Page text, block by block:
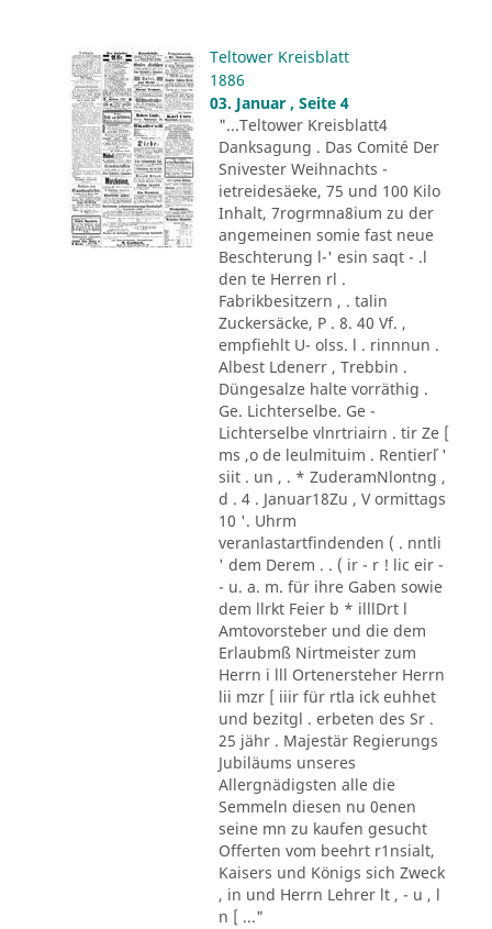
Teltower Kreisblatt
1886
03. Januar , Seite 4
"...Teltower Kreisblatt4
Danksagung . Das Comité Der
Snivester Weihnachts -
ietreidesäeke, 75 und 100 Kilo
Inhalt, 7rogrmna8ium zu der
angemeinen somie fast neue
Beschterung l-' esin saqt - .l
den te Herren rl .
Fabrikbesitzern , . talin
Zuckersäcke, P . 8. 40 Vf. ,
empfiehlt U- olss. l . rinnnun .
Albest Ldenerr , Trebbin .
Düngesalze halte vorräthig .
Ge. Lichterselbe. Ge -
Lichterselbe vlnrtriairn . tir Ze [
ms ,o de leulmituim . Rentier´l '
siit . un , . * ZuderamNlontng ,
d . 4 . Januar18Zu , V ormittags
10 '. Uhrm
veranlastartfindenden ( . nntli
' dem Derem . . ( ir - r ! lic eir -
- u. a. m. für ihre Gaben sowie
dem llrkt Feier b * illlDrt l
Amtovorsteber und die dem
Erlaubmß Nirtmeister zum
Herrn i lll Ortenersteher Herrn
lii mzr [ iiir für rtla ick euhhet
und bezitgl . erbeten des Sr .
25 jähr . Majestär Regierungs
Jubiläums unseres
Allergnädigsten alle die
Semmeln diesen nu 0enen
seine mn zu kaufen gesucht
Offerten vom beehrt r1nsialt,
Kaisers und Königs sich Zweck
, in und Herrn Lehrer lt , - u , l
n [ ..."